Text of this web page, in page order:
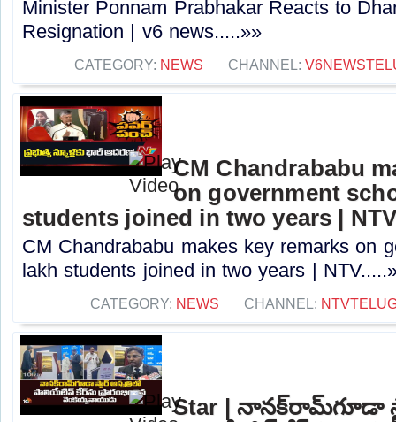
Minister Ponnam Prabhakar Reacts to
Resignation | v6 news.....»»
CATEGORY: NEWS CHANNEL:
CM Chandrababu
on government
students joined in two years |
CM Chandrababu makes key remarks on
lakh students joined in two years |
CATEGORY: NEWS CHANNEL:
Star | నానక్‌రామ్‌గూడా